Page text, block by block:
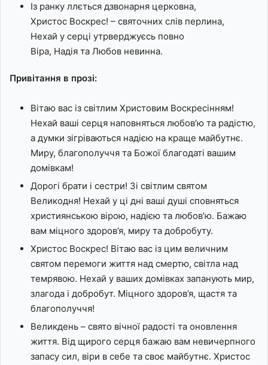
Із ранку ллється дзвонарня церковна,
Христос Воскрес! – святочних слів перлина,
Нехай у серці утрверджуєсь повно
Віра, Надія та Любов невинна.
Привітання в прозі:
Вітаю вас із світлим Христовим Воскресінням!
Нехай ваші серця наповняться любов’ю та радістю,
а думки зігріваються надією на краще майбутнє.
Миру, благополуччя та Божої благодаті вашим
домівкам!
Дорогі брати і сестри! Зі світлим святом
Великодня! Нехай у ці дні ваші душі сповняться
християнською вірою, надією та любов’ю. Бажаю
вам міцного здоров’я, миру та добробуту.
Христос Воскрес! Вітаю вас із цим величним
святом перемоги життя над смертю, світла над
темрявою. Нехай у ваших домівках запанують мир,
злагода і добробут. Міцного здоров’я, щастя та
благополуччя!
Великдень – свято вічної радості та оновлення
життя. Від щирого серця бажаю вам невичерпного
запасу сил, віри в себе та своє майбутнє. Христос